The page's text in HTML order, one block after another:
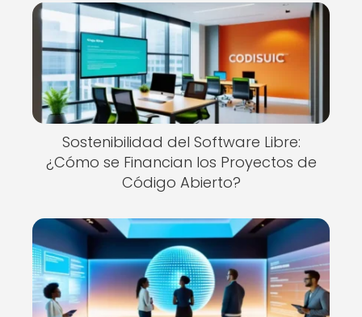
Sostenibilidad del Software Libre:
¿Cómo se Financian los Proyectos de
Código Abierto?